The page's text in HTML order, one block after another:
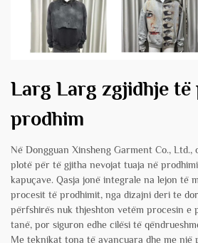
Larg Larg zgjidhje të
prodhim
Në Dongguan Xinsheng Garment Co., Ltd.,
plotë për të gjitha nevojat tuaja në
kapuçave. Qasja jonë integrale na lejon të
procesit të prodhimit, nga dizajni deri te
përfshirës nuk thjeshton vetëm procesin e
tanë, por siguron edhe cilësi të
Me teknikat tona të avancuara dhe me një